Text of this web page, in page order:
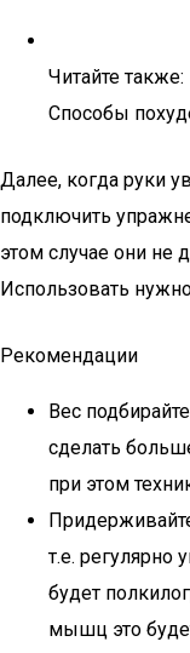
Читайте также:
Способы
Далее, когда руки
подключить
этом случае они
Использовать
Рекомендации
Вес
сделать
при этом
т.е. регулярно
будет
мышц это